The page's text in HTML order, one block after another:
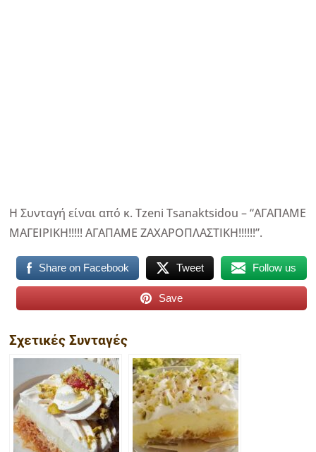
Η Συνταγή είναι από κ. Tzeni Tsanaktsidou – “ΑΓΑΠΑΜΕ
ΜΑΓΕΙΡΙΚΗ!!!!! ΑΓΑΠΑΜΕ ΖΑΧΑΡΟΠΛΑΣΤΙΚΗ!!!!!!”.
Share on Facebook Tweet Follow us
Save
Σχετικές Συνταγές